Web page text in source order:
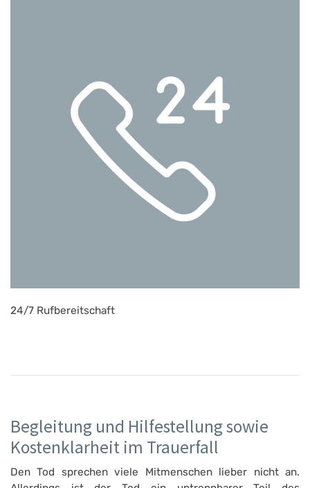
24/7 Rufbereitschaft
Begleitung und Hilfestellung sowie
Kostenklarheit im Trauerfall
Den Tod sprechen viele Mitmenschen lieber nicht an.